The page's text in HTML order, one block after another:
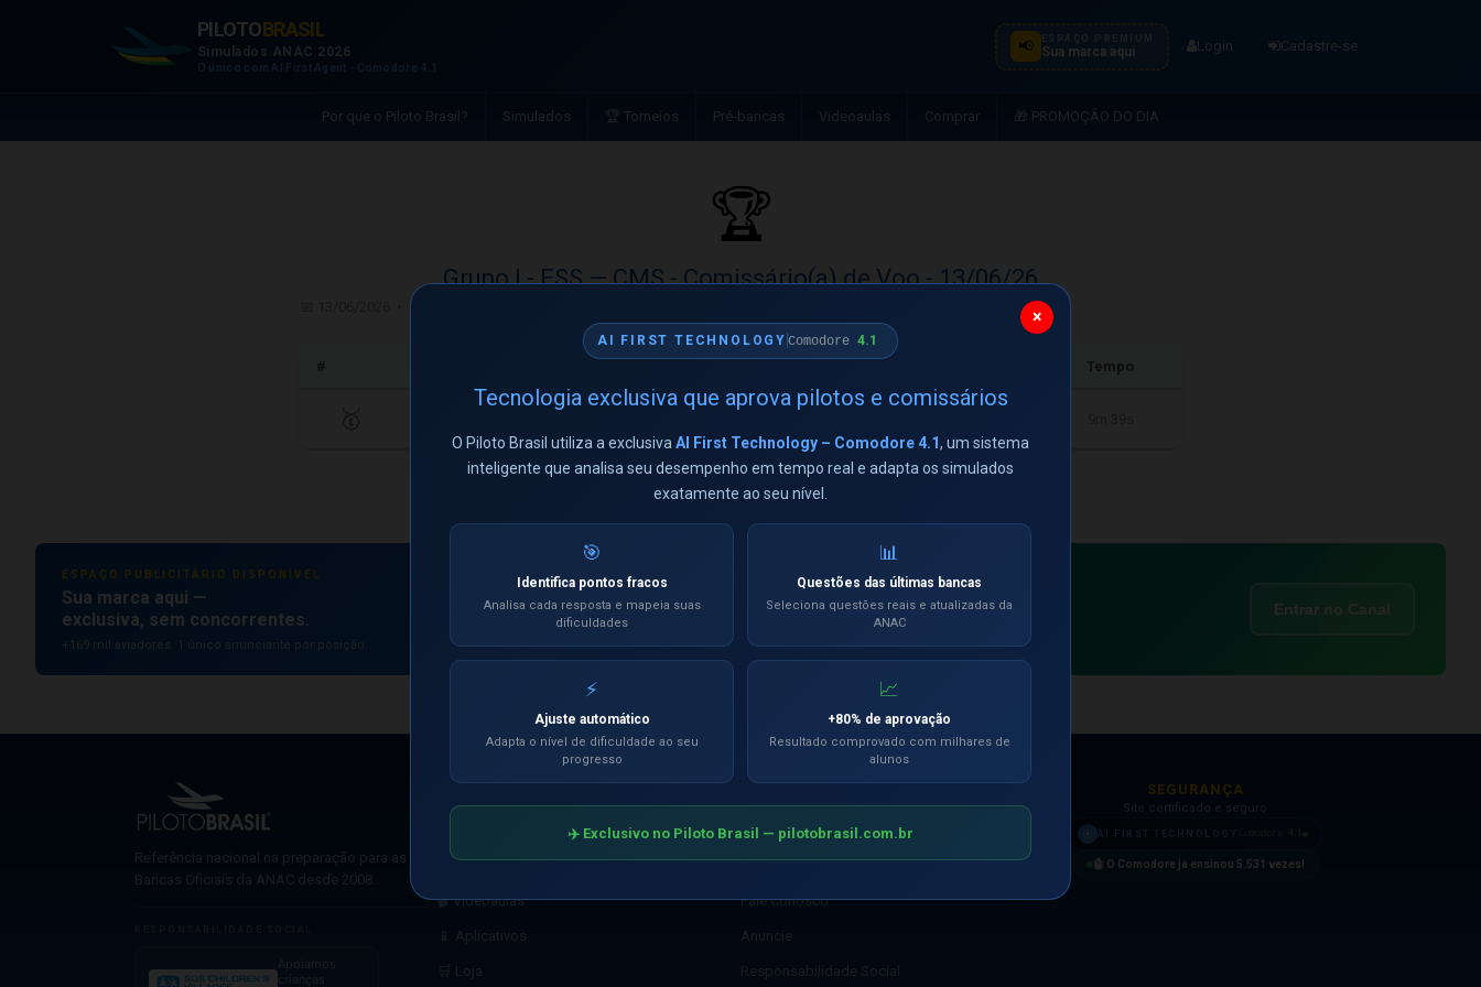
PILOTOBRASIL
Simulados ANAC 2026
O único com AI First Agent - Comodore 4.1
📢 Sua marca aqui Login Cadastre-se
Por que o Piloto Brasil? Simulados 🏆 Torneios Pré-bancas Videoaulas Comprar 🎁 PROMOÇÃO DO DIA
🏆
Grupo I - ESS — CMS - Comissário(a) de Voo - 13/06/26
📅 13/06/2026 • CMS - Comissário(a) de Voo
# Tempo
← Ver todos os torneios
ESPAÇO PUBLICITÁRIO DISPONÍVEL
Sua marca aqui —
exclusiva, sem concorrentes.
+169 mil aviadores. 1 único anunciante por posição.
Ver oportunidade →
CANAL OFICIAL
Siga nosso Canal
no WhatsApp
Entrar no Canal
Referência nacional na preparação para as
Bancas Oficiais da ANAC desde 2008.
Apoiamos
🤖 Simulados com IA
📋 Pré-Bancas
🎬 Videoaulas
📱 Aplicativos
🛒 Loja
Sobre o Piloto Brasil
FAQ
Fale Conosco
Anuncie
Responsabilidade Social
SEGURANÇA
Site certificado e seguro
AI FIRST TECHNOLOGY
🤖 O Comodore já ensinou 5.531 vezes!
×
AI FIRST TECHNOLOGY Comodore4.1
Tecnologia exclusiva que aprova pilotos e comissários
O Piloto Brasil utiliza a exclusiva AI First Technology – Comodore 4.1, um sistema
inteligente que analisa seu desempenho em tempo real e adapta os simulados
exatamente ao seu nível.
🎯
Identifica pontos fracos
Analisa cada resposta e mapeia suas
dificuldades
📊
Questões das últimas bancas
Seleciona questões reais e atualizadas da
ANAC
⚡
Ajuste automático
Adapta o nível de dificuldade ao seu
progresso
📈
+80% de aprovação
Resultado comprovado com milhares de
alunos
✈️ Exclusivo no Piloto Brasil — pilotobrasil.com.br